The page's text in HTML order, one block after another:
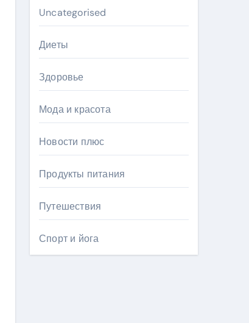
Uncategorised
Диеты
Здоровье
Мода и красота
Новости плюс
Продукты питания
Путешествия
Спорт и йога